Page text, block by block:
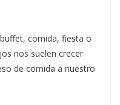
comida, fiesta o
nos suelen crecer
de comida a nuestro